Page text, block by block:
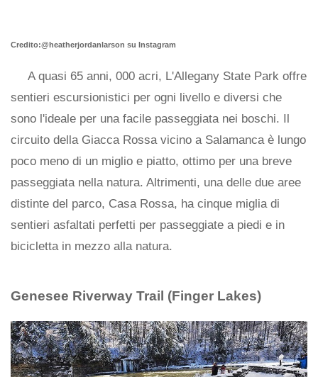
Credito:@heatherjordanlarson su Instagram
A quasi 65 anni, 000 acri, L'Allegany State Park offre
sentieri escursionistici per ogni livello e diversi che
sono l'ideale per una facile passeggiata nei boschi. Il
circuito della Giacca Rossa vicino a Salamanca è lungo
poco meno di un miglio e piatto, ottimo per una breve
passeggiata nella natura. Altrimenti, una delle due aree
distinte del parco, Casa Rossa, ha cinque miglia di
sentieri asfaltati perfetti per passeggiate a piedi e in
bicicletta in mezzo alla natura.
Genesee Riverway Trail (Finger Lakes)